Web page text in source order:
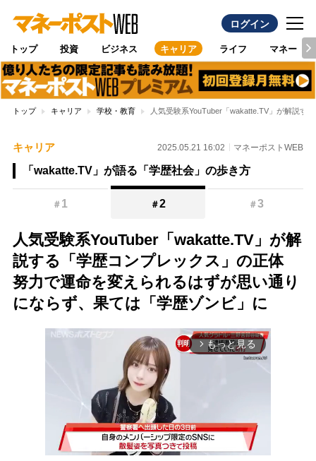
ログイン
トップ 投資 ビジネス キャリア ライフ マネー
トップ キャリア 学校・教育 人気受験系YouTuber「wakatte.TV」が解説
キャリア 2025.05.21 16:02 マネーポストWEB
「wakatte.TV」が語る「学歴社会」の歩き方
＃ 1 ＃2 ＃3
人気受験系YouTuber「wakatte.TV」が解
説する「学歴コンプレックス」の正体
努力で運命を変えられるはずが思い通り
にならず、果ては「学歴ゾンビ」に
arrow_forward_ios もっと見る